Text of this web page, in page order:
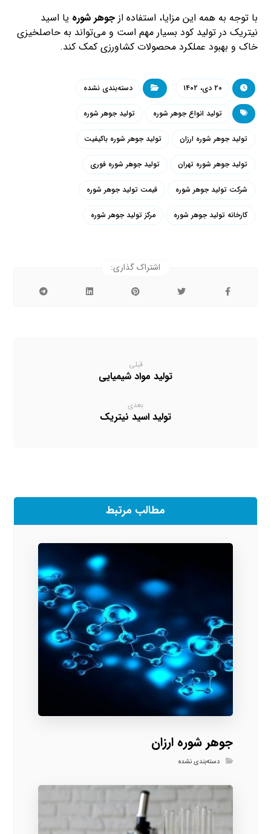
با توجه به همه این مزایا، استفاده ازجوهر شوره یا اسید
نیتریک در تولید کود بسیار مهم است و می‌تواند به حاصلخیزی
خاک و بهبود عملکرد محصولات کشاورزی کمک کند.
۲۰ دی، ۱۴۰۲ دسته‌بندی نشده
تولید انواع جوهر شوره تولید جوهر شوره
تولید جوهر شوره ارزان تولید جوهر شوره باکیفیت
تولید جوهر شوره تهران تولید جوهر شوره فوری
شرکت تولید جوهر شوره قیمت تولید جوهر شوره
کارخانه تولید جوهر شوره مرکز تولید جوهر شوره
قبلی
تولید مواد شیمیایی
بعدی
تولید اسید نیتریک
مطالب مرتبط
جوهر شوره ارزان
دسته‌بندی نشده